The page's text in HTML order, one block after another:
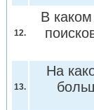
12.
В
13.
На